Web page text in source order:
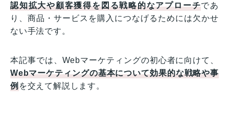
認知拡大や顧客獲得を図る戦略的なアプローチであ
り、商品・サービスを購入につなげるためには欠かせ
ない手法です。
本記事では、Webマーケティングの初心者に向けて、
Webマーケティングの基本について効果的な戦略や事
例を交えて解説します。